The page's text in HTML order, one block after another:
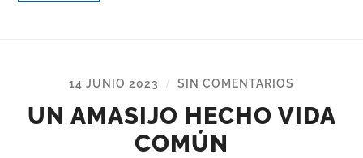
14 JUNIO 2023 / SIN COMENTARIOS
UN AMASIJO HECHO VIDA
COMÚN